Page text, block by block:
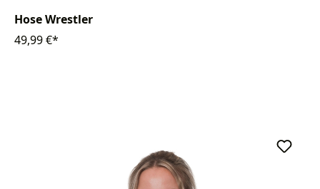
Hose Wrestler
49,99 €*